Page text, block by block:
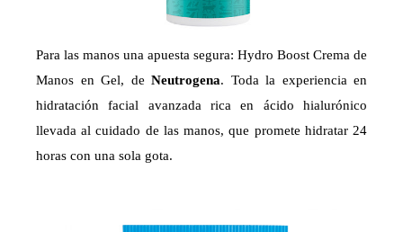
Para las manos una apuesta segura: Hydro Boost Crema de
Manos en Gel, de Neutrogena. Toda la experiencia en
hidratación facial avanzada rica en ácido hialurónico
llevada al cuidado de las manos, que promete hidratar 24
horas con una sola gota.